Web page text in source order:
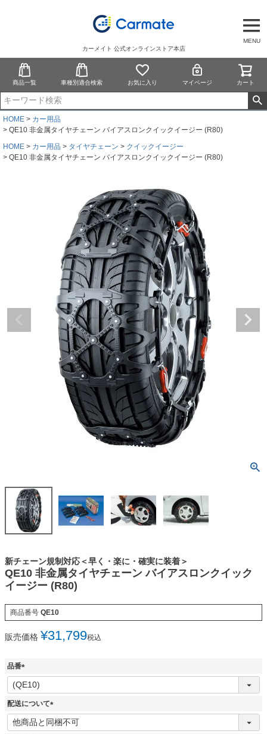
MENU
カーメイト 公式オンラインストア本店
商品一覧 車種別適合検索 お気に入り マイページ カート
HOME
カー用品
QE10 非金属タイヤチェーン バイアスロンクイックイージー (R80)
HOME
カー用品 タイヤチェーン
クイックイージー
QE10 非金属タイヤチェーン バイアスロンクイックイージー (R80)
新チェーン規制対応＜早く・楽に・確実に装着＞
QE10 非金属タイヤチェーン バイアスロンクイック
イージー (R80)
商品番号 QE10
販売価格 ¥31,799税込
品番
(
必
須
配送について
(
必